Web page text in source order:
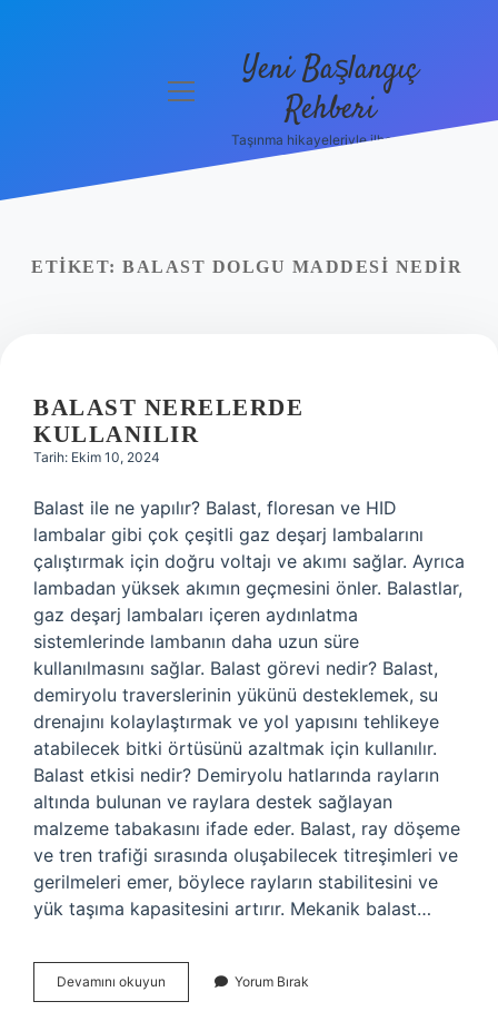
Politikası
menüyü
Yeni Başlangıç
Rehberi
Taşınma hikayeleriyle ilham bul!
ETIKET: BALAST DOLGU MADDESI NEDIR
BALAST NERELERDE
KULLANILIR
Tarih: Ekim 10, 2024
Balast ile ne yapılır? Balast, floresan ve HID
lambalar gibi çok çeşitli gaz deşarj lambalarını
çalıştırmak için doğru voltajı ve akımı sağlar. Ayrıca
lambadan yüksek akımın geçmesini önler. Balastlar,
gaz deşarj lambaları içeren aydınlatma
sistemlerinde lambanın daha uzun süre
kullanılmasını sağlar. Balast görevi nedir? Balast,
demiryolu traverslerinin yükünü desteklemek, su
drenajını kolaylaştırmak ve yol yapısını tehlikeye
atabilecek bitki örtüsünü azaltmak için kullanılır.
Balast etkisi nedir? Demiryolu hatlarında rayların
altında bulunan ve raylara destek sağlayan
malzeme tabakasını ifade eder. Balast, ray döşeme
ve tren trafiği sırasında oluşabilecek titreşimleri ve
gerilmeleri emer, böylece rayların stabilitesini ve
yük taşıma kapasitesini artırır. Mekanik balast…
Devamını okuyun
Nerelerde
Yorum Bırak